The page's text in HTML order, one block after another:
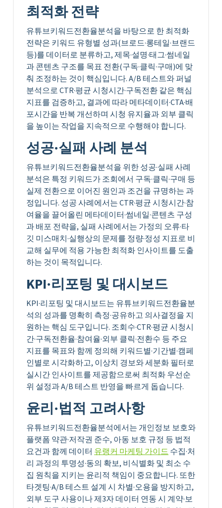
최적화 전략
유튜브키워드전환율분석을 바탕으로 한 최적화
전략은 키워드 유형별 성과(브로드·롱테일·브랜드
등)를 데이터로 분류하고, 제목·설명·태그·썸네일
과 콘텐츠 구조를 목표 전환(구독·클릭·구매)에 맞
춰 조정하는 것이 핵심입니다. A/B 테스트와 퍼널
분석으로 CTR·평균 시청시간·구독전환 같은 핵심
지표를 검증하고, 결과에 따라 메타데이터·CTA·배
포시간을 반복 개선하며 시청 유지율과 외부 클릭
을 높이는 작업을 지속적으로 수행해야 합니다.
성공·실패 사례 분석
유튜브키워드전환율분석을 위한 성공·실패 사례
분석은 특정 키워드가 조회에서 구독·클릭·구매 등
실제 전환으로 이어진 원인과 조건을 규명하는 과
정입니다. 성공 사례에서는 CTR·평균 시청시간·참
여율을 끌어올린 메타데이터·썸네일·콘텐츠 구성
과 배포 전략을, 실패 사례에서는 가정의 오류·타
깃 미스매치·실행상의 문제를 정량·정성 지표로 비
교해 실무에 적용 가능한 최적화 인사이트를 도출
하는 것이 목적입니다.
KPI·리포팅 및 대시보드
KPI·리포팅 및 대시보드는 유튜브키워드전환율분
석의 성과를 명확히 측정·공유하고 의사결정을 지
원하는 핵심 도구입니다. 조회수·CTR·평균 시청시
간·구독전환율·참여율·외부 클릭·전환수 등 주요
지표를 목표와 함께 정의해 키워드별·기간별·캠페
인별로 시각화하고, 이상치 경보와 세분화 필터로
실시간 인사이트를 제공함으로써 최적화 우선순
위 설정과 A/B 테스트 반영을 빠르게 돕습니다.
윤리·법적 고려사항
유튜브키워드전환율분석에서는 개인정보 보호와
플랫폼 약관·저작권 준수, 아동 보호 규정 등 법적
요건과 함께 데이터 유랭커 마케팅 가이드 수집·처
리 과정의 투명성·동의 확보, 비식별화 및 최소 수
집 원칙을 지키는 윤리적 책임이 중요합니다. 또한
타겟팅·A/B 테스트 설계 시 차별·오용을 방지하고,
외부 도구 사용이나 제3자 데이터 연동 시 계약·보